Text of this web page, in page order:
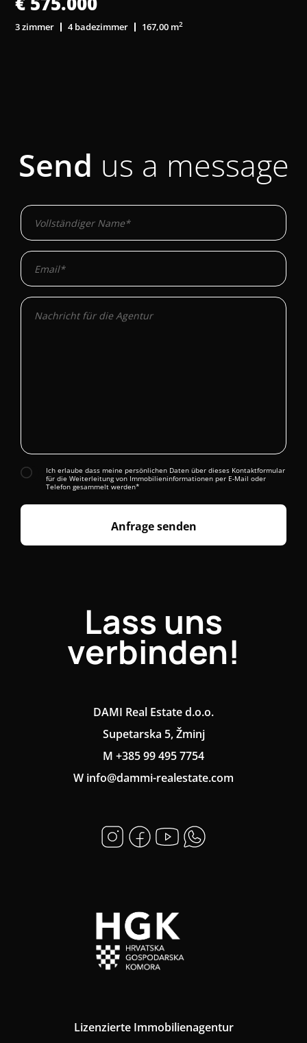
3 zimmer 4 badezimmer 167,00 m2
Lass uns
verbinden!
DAMI Real Estate d.o.o.
Supetarska 5, Žminj
M +385 99 495 7754
W info@dammi-realestate.com
Lizenzierte Immobilienagentur
Send us a message
Ich erlaube dass meine persönlichen Daten über dieses Kontaktformular
für die Weiterleitung von Immobilieninformationen per E-Mail oder
Telefon gesammelt werden*
Anfrage senden